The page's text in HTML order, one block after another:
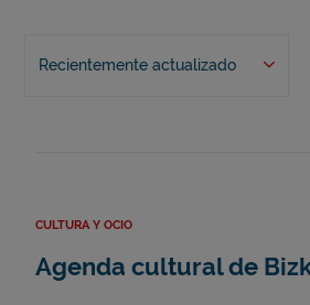
Recientemente actualizado
CULTURA Y OCIO
Agenda cultural de